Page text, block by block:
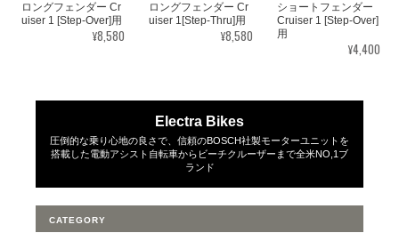
ロングフェンダー Cr
uiser 1 [Step-Over]用
¥8,580
ロングフェンダー Cr
uiser 1[Step-Thru]用
¥8,580
ショートフェンダー
Cruiser 1 [Step-Over]
用
¥4,400
Electra Bikes
圧倒的な乗り心地の良さで、信頼のBOSCH社製モーターユニットを
搭載した電動アシスト自転車からビーチクルーザーまで全米NO,1ブ
ランド
CATEGORY